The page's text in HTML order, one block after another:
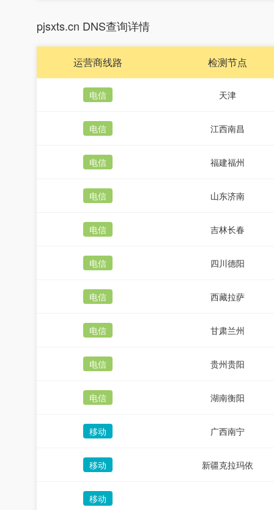
pjsxts.cn DNS查询详情
运营商线路 检测节点
电信 天津
电信 江西南昌
电信 福建福州
电信 山东济南
电信 吉林长春
电信 四川德阳
电信 西藏拉萨
电信 甘肃兰州
电信 贵州贵阳
电信 湖南衡阳
移动 广西南宁
移动 新疆克拉玛依
移动